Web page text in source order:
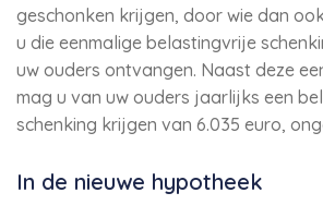
geschonken krijgen, door wie dan
u die eenmalige belastingvrije
uw ouders ontvangen. Naast deze
mag u van uw ouders jaarlijks een
schenking krijgen van 6.035 euro,
In de nieuwe hypotheek